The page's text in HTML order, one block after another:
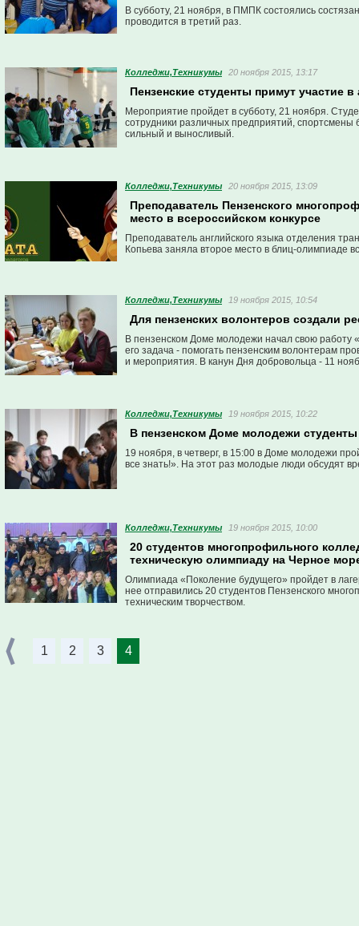
В субботу, 21 ноября, в ПМПК состоялись
проводится в третий раз.
Колледжи,Техникумы 20 ноября 2015, 13:17
Пензенские студенты примут участие
Мероприятие пройдет в субботу, 21 ноября.
сотрудники различных предприятий, спортсмены
сильный и выносливый.
Колледжи,Техникумы 20 ноября 2015, 13:09
Преподаватель Пензенского
место в всероссийском конкурсе
Преподаватель английского языка отделения
Копьева заняла второе место в блиц-олимпиаде
Колледжи,Техникумы 19 ноября 2015, 10:54
Для пензенских волонтеров создали
В пензенском Доме молодежи начал свою работу
его задача - помогать пензенским волонтерам
и мероприятия. В канун Дня добровольца - 11
Колледжи,Техникумы 19 ноября 2015, 10:22
В пензенском Доме молодежи студенты
19 ноября, в четверг, в 15:00 в Доме молодежи
все знать!». На этот раз молодые люди обсудят
Колледжи,Техникумы 19 ноября 2015, 10:00
20 студентов многопрофильного
техническую олимпиаду на Черное
Олимпиада «Поколение будущего» пройдет в
нее отправились 20 студентов Пензенского
техническим творчеством.
1 2 3 4